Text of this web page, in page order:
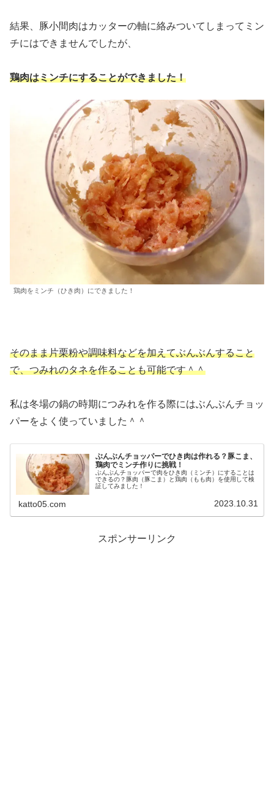
結果、豚小間肉はカッターの軸に絡みついてしまってミン
チにはできませんでしたが、
鶏肉はミンチにすることができました！
鶏肉をミンチ（ひき肉）にできました！
そのまま片栗粉や調味料などを加えてぶんぶんすること
で、つみれのタネを作ることも可能です＾＾
私は冬場の鍋の時期につみれを作る際にはぶんぶんチョッ
パーをよく使っていました＾＾
ぶんぶんチョッパーでひき肉は作れる？豚こま、
鶏肉でミンチ作りに挑戦！
ぶんぶんチョッパーで肉をひき肉（ミンチ）にすることは
できるの？豚肉（豚こま）と鶏肉（もも肉）を使用して検
証してみました！
katto05.com 2023.10.31
スポンサーリンク